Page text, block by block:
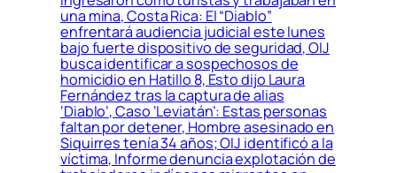
una mina, Costa Rica: El “Diablo”
enfrentará audiencia judicial este lunes
bajo fuerte dispositivo de seguridad, OIJ
busca identificar a sospechosos de
homicidio en Hatillo 8, Esto dijo Laura
Fernández tras la captura de alias
‘Diablo’, Caso ‘Leviatán’: Estas personas
faltan por detener, Hombre asesinado en
Siquirres tenía 34 años; OIJ identificó a la
víctima, Informe denuncia explotación de